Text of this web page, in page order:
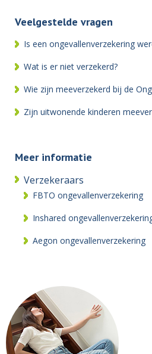
Veelgestelde vragen
Is een ongevallenverzekering
Wat is er niet verzekerd?
Wie zijn meeverzekerd bij de
Zijn uitwonende kinderen
Meer informatie
Verzekeraars
FBTO ongevallenverzekering
Inshared
Aegon ongevallenverzekering